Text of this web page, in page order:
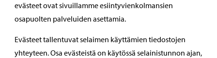
evästeet ovat sivuillamme esiintyvienkolmansien
osapuolten palveluiden asettamia.
Evästeet tallentuvat selaimen käyttämien tiedostojen
yhteyteen. Osa evästeistä on käytössä selainistunnon ajan,